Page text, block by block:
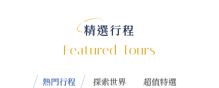
精選行程
Featured Tours
熱門行程 探索世界 超值特選